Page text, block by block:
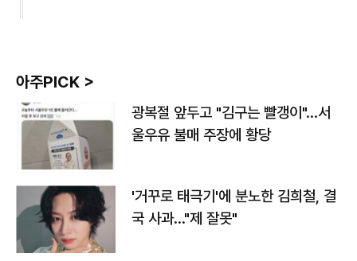
아주PICK >
광복절 앞두고 "김구는 빨갱이"…서
울우유 불매 주장에 황당
'거꾸로 태극기'에 분노한 김희철, 결
국 사과…"제 잘못"